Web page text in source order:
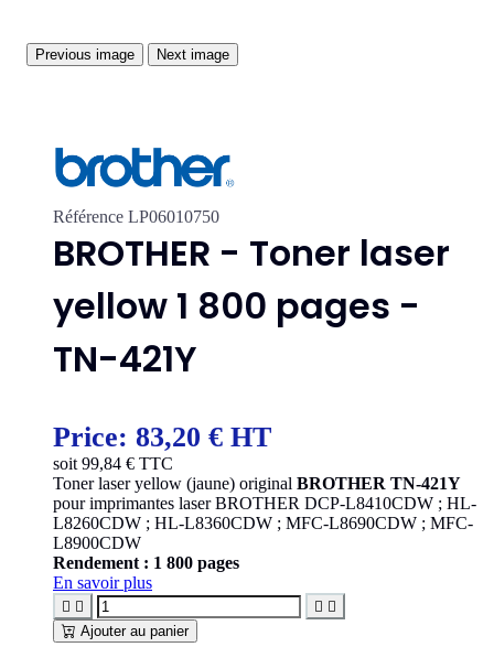
Previous image Next image
Référence LP06010750
BROTHER - Toner laser
yellow 1 800 pages -
TN-421Y
Price: 83,20 € HT
soit 99,84 € TTC
Toner laser yellow (jaune) original BROTHER TN-421Y
pour imprimantes laser BROTHER DCP-L8410CDW ; HL-
L8260CDW ; HL-L8360CDW ; MFC-L8690CDW ; MFC-
L8900CDW
Rendement : 1 800 pages
En savoir plus
   
Ajouter au panier